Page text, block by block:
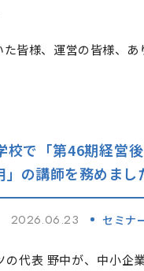
た皆様、運営の皆様、あ
校で「第46期経営
の講師を務めまし
2026.06.23 セミナ
の代表 野中が、中小企